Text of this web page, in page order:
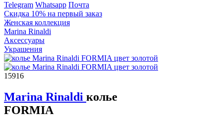
Telegram Whatsapp Почта
Скидка 10% на первый заказ
Женская коллекция
Marina Rinaldi
Аксессуары
Украшения
15916
Marina Rinaldi колье
FORMIA